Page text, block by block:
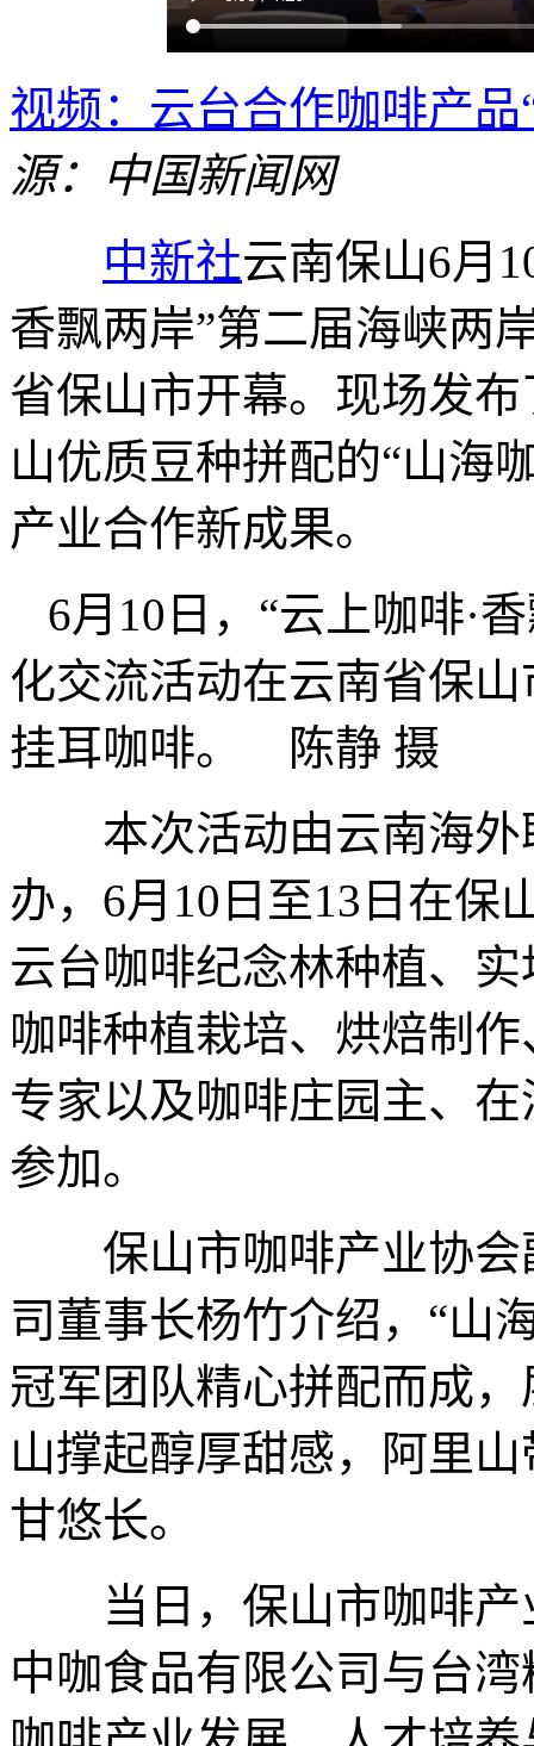
视频：云台合作咖啡产
源：中国新闻网
中新社云南保山6月
香飘两岸”第二届海峡两
省保山市开幕。现场发
山优质豆种拼配的“山海
产业合作新成果。
6月10日，“云上咖啡·
化交流活动在云南省保
挂耳咖啡。 陈静 摄
本次活动由云南海外
办，6月10日至13日在保
云台咖啡纪念林种植、
咖啡种植栽培、烘焙制
专家以及咖啡庄园主、
参加。
保山市咖啡产业协会
司董事长杨竹介绍，“山
冠军团队精心拼配而成
山撑起醇厚甜感，阿里
甘悠长。
当日，保山市咖啡产
中咖食品有限公司与台